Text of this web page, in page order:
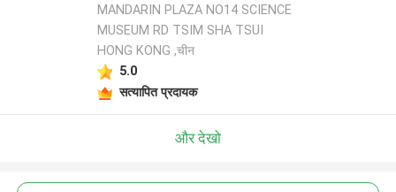
MANDARIN PLAZA NO14 SCIENCE
MUSEUM RD TSIM SHA TSUI
HONG KONG ,चीन
5.0
सत्यापित प्रदायक
और देखो